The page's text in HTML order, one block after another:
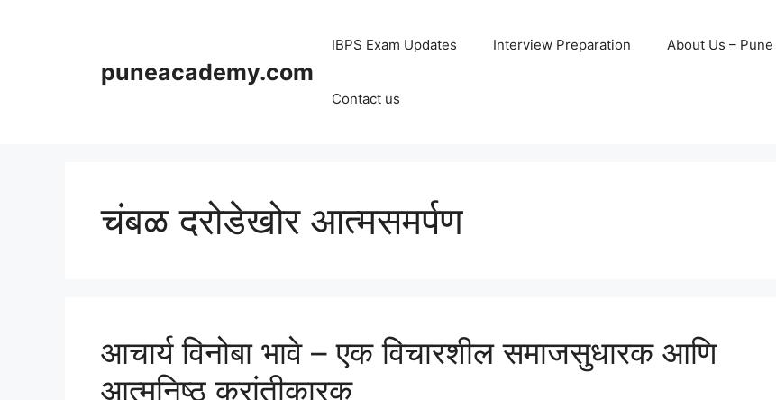
puneacademy.com
IBPS Exam Updates Interview Preparation About Us –
Contact us
चंबळ दरोडेखोर आत्मसमर्पण
आचार्य विनोबा भावे – एक विचारशील समाजसुधारक आणि
आत्मनिष्ठ क्रांतीकारक